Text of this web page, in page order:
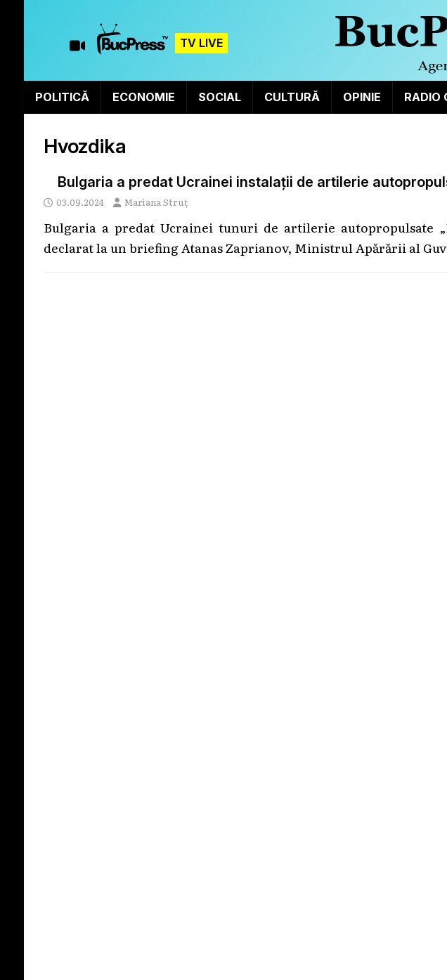
TV LIVE
POLITICĂ ECONOMIE SOCIAL CULTURĂ OPINIE RADIO
Hvozdika
Bulgaria a predat Ucrainei instalații de artilerie
03.09.2024 Mariana Struț
Bulgaria a predat Ucrainei tunuri de artilerie autopropulsate
declarat la un briefing Atanas Zaprianov, Ministrul Apărării al